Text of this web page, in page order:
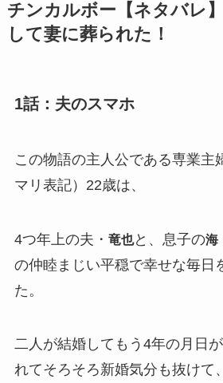
チンカルボー【ネタバレ
して妻に葬られた！
1話：夫のスマホ
この物語の主人公である専業主
マリ表記）22歳は、
4つ年上の夫・ 竜也と、息子の海
の仲睦まじい平穏で幸せな毎日
た。
二人が結婚してもう4年の月日
れてそろそろ新婚気分も抜けて、